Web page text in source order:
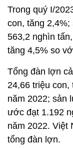
Trong quý I/
con, tăng
563,2 nghìn
tăng 4,5% so
Tổng đàn lợn
24,66 triệu
năm 2022; sản
ước đạt 1.192
năm 2022. Việt
tổng đàn lợn.